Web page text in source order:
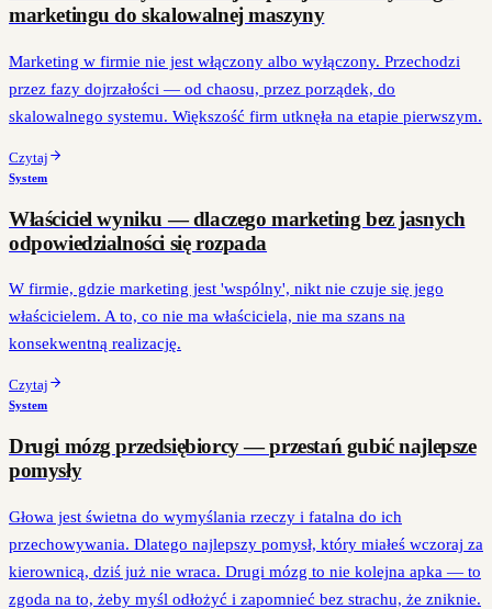
marketingu do skalowalnej maszyny
Marketing w firmie nie jest włączony albo wyłączony. Przechodzi
przez fazy dojrzałości — od chaosu, przez porządek, do
skalowalnego systemu. Większość firm utknęła na etapie pierwszym.
Czytaj
System
Właściciel wyniku — dlaczego marketing bez jasnych
odpowiedzialności się rozpada
W firmie, gdzie marketing jest 'wspólny', nikt nie czuje się jego
właścicielem. A to, co nie ma właściciela, nie ma szans na
konsekwentną realizację.
Czytaj
System
Drugi mózg przedsiębiorcy — przestań gubić najlepsze
pomysły
Głowa jest świetna do wymyślania rzeczy i fatalna do ich
przechowywania. Dlatego najlepszy pomysł, który miałeś wczoraj za
kierownicą, dziś już nie wraca. Drugi mózg to nie kolejna apka — to
zgoda na to, żeby myśl odłożyć i zapomnieć bez strachu, że zniknie.